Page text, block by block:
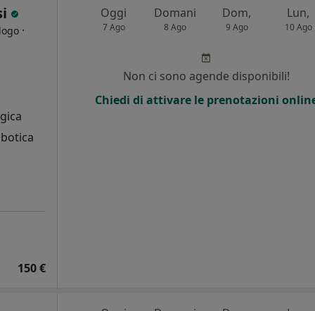
·
150 €
Oggi
7 Ago
Domani
8 Ago
Dom,
9 Ago
Lun,
10 Ago
Non ci sono agende disponibili!
Chiedi di attivare le prenotazioni